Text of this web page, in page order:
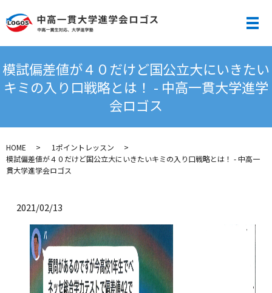
メ
模試偏差値が４０だけど国公立大にいきたい
キミの入り口戦略とは！ - 中高一貫大学進学
会ロゴス
HOME
1ポイントレッスン
模試偏差値が４０だけど国公立大にいきたいキミの入り口戦略とは！ - 中高一
貫大学進学会ロゴス
2021/02/13